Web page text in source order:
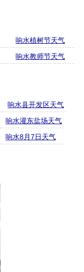
响水植树节天气
响水教师节天气
响水县开发区天气
响水灌东盐场天气
响水8月7日天气